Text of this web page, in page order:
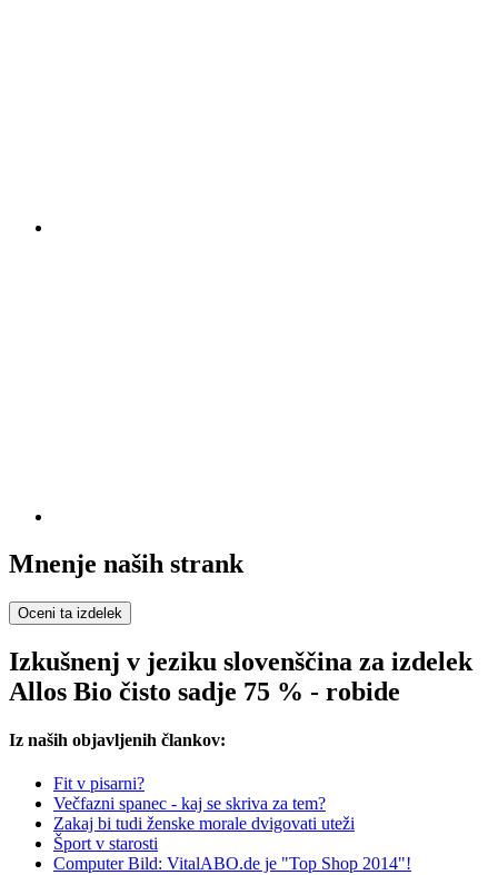
Mnenje naših strank
Oceni ta izdelek
Izkušnenj v jeziku slovenščina za izdelek
Allos Bio čisto sadje 75 % - robide
Iz naših objavljenih člankov:
Fit v pisarni?
Večfazni spanec - kaj se skriva za tem?
Zakaj bi tudi ženske morale dvigovati uteži
Šport v starosti
Computer Bild: VitalABO.de je "Top Shop 2014"!